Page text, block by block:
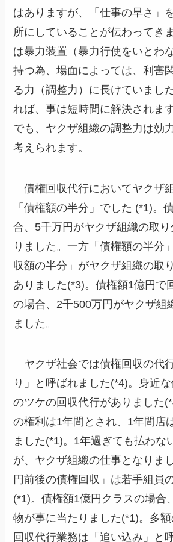
はありますが、「仕事の早さ」
所にしていることが伝わってき
は暴力装置（暴力行使をいとわ
持つ為、場面によっては、利害
る力（調整力）に長けていまし
れば、事は短時間に解決されま
でも、ヤクザ組織の調整力は効
考えられます。
債権回収代行においてヤクザ
「債権額の半分」でした (*1)。
合、5千万円がヤクザ組織の取
りました。一方「債権額の半分
収額の半分」がヤクザ組織の取
ありました(*3)。債権額1億円で
の場合、2千500万円がヤクザ組
ました。
ヤクザ社会では債権回収の代
り」と呼ばれました(*4)。身近
のツケの回収代行がありました
の権利は1年間とされ、1年間店
ました(*1)。1年過ぎても払わな
が、ヤクザ組織の仕事となりま
円前後の債権回収」は若手組員
(*1)。債権額1億円クラスの場合
物が事に当たりました(*1)。多額
回収代行業務は「追い込み」と